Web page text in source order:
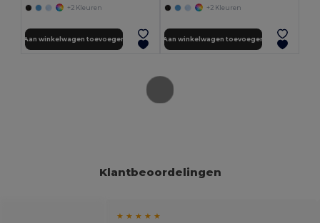
+2 Kleuren
Aan winkelwagen toevoegen
+2 Kleuren
Aan winkelwagen toevoegen
Klantbeoordelingen
★ ★ ★ ★ ★